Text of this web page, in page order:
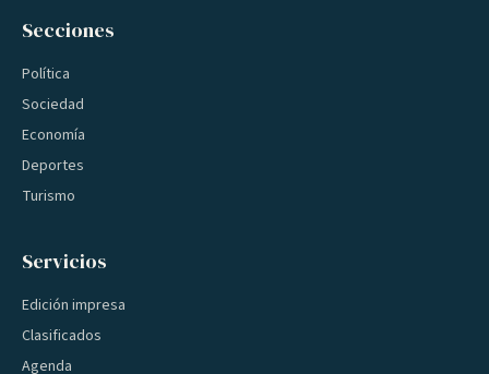
Secciones
Política
Sociedad
Economía
Deportes
Turismo
Servicios
Edición impresa
Clasificados
Agenda